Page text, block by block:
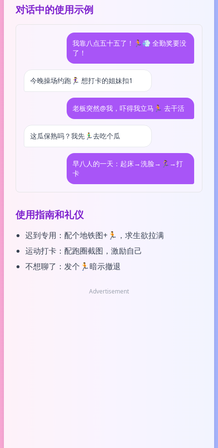
对话中的使用示例
我靠八点五十五了！🏃💨 全勤奖要没
了！
今晚操场约跑🏃‍♀️ 想打卡的姐妹扣1
老板突然@我，吓得我立马🏃 去干活
这瓜保熟吗？我先🏃‍♂️去吃个瓜
早八人的一天：起床→洗脸→🏃‍♀️→打
卡
使用指南和礼仪
迟到专用：配个地铁图+🏃，求生欲拉满
运动打卡：配跑圈截图，激励自己
不想聊了：发个🏃暗示撤退
Advertisement